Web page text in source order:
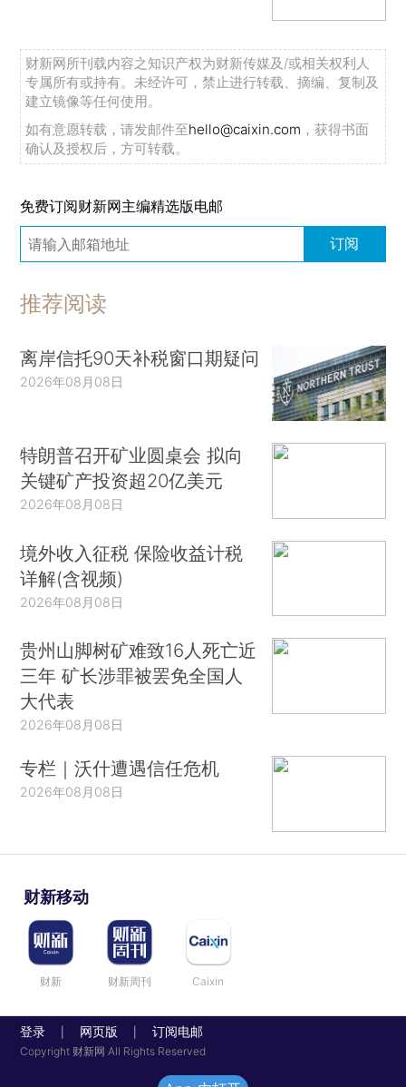
财新网所刊载内容之知识产权为财新传媒及/或相关权利人
专属所有或持有。未经许可，禁止进行转载、摘编、复制及
建立镜像等任何使用。
如有意愿转载，请发邮件至hello@caixin.com ，获得书面
确认及授权后，方可转载。
免费订阅财新网主编精选版电邮
订阅
推荐阅读
离岸信托90天补税窗口期疑问
2026年08月08日
特朗普召开矿业圆桌会 拟向
关键矿产投资超20亿美元
2026年08月08日
境外收入征税 保险收益计税
详解(含视频)
2026年08月08日
贵州山脚树矿难致16人死亡近
三年 矿长涉罪被罢免全国人
大代表
2026年08月08日
专栏｜沃什遭遇信任危机
2026年08月08日
财新移动
财新 财新周刊 Caixin
登录 网页版 订阅电邮
Copyright 财新网 All Rights Reserved